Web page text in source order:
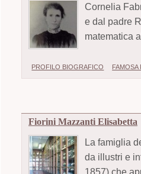
Cornelia
e dal padre
matematica
PROFILO BIOGRAFICO FAMOSA
Fiorini Mazzanti Elisabetta
La famiglia
da illustri e
1857) che